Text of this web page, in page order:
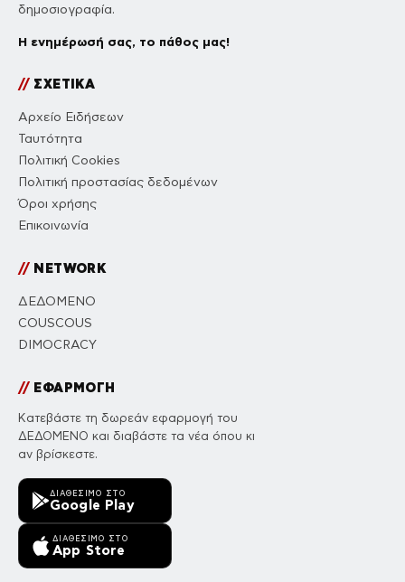
δημοσιογραφία.
Η ενημέρωσή σας, το πάθος μας!
//ΣΧΕΤΙΚΑ
Αρχείο Ειδήσεων
Ταυτότητα
Πολιτική Cookies
Πολιτική προστασίας δεδομένων
Όροι χρήσης
Επικοινωνία
//NETWORK
ΔΕΔΟΜΕΝΟ
COUSCOUS
DIMOCRACY
//ΕΦΑΡΜΟΓΗ
Κατεβάστε τη δωρεάν εφαρμογή του
ΔΕΔΟΜΕΝΟ και διαβάστε τα νέα όπου κι
αν βρίσκεστε.
ΔΙΑΘΈΣΙΜΟ ΣΤΟ
Google Play
ΔΙΑΘΈΣΙΜΟ ΣΤΟ
App Store